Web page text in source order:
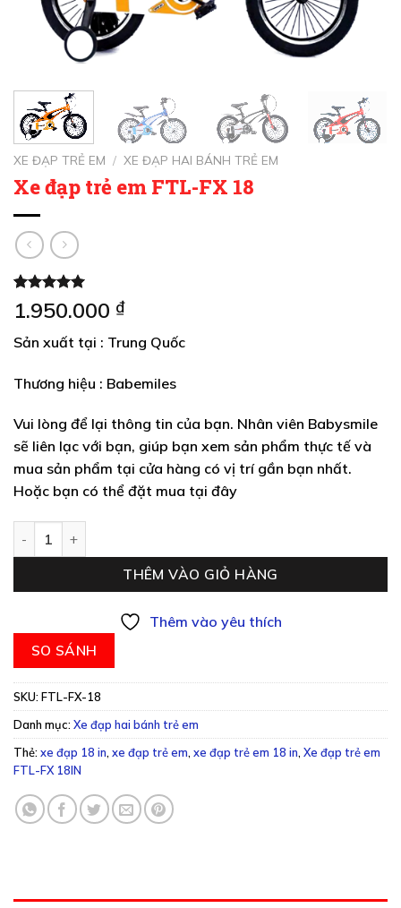
XE ĐẠP TRẺ EM / XE ĐẠP HAI BÁNH TRẺ EM
Xe đạp trẻ em FTL-FX 18
5.00trên 5
dựa trên
2
1.950.000 ₫
Sản xuất tại : Trung Quốc
Thương hiệu : Babemiles
Vui lòng để lại thông tin của bạn. Nhân viên Babysmile
sẽ liên lạc với bạn, giúp bạn xem sản phẩm thực tế và
mua sản phẩm tại cửa hàng có vị trí gần bạn nhất.
Hoặc bạn có thể đặt mua tại đây
THÊM VÀO GIỎ HÀNG
Thêm vào yêu thích
SO SÁNH
SKU: FTL-FX-18
Danh mục: Xe đạp hai bánh trẻ em
Thẻ: xe đạp 18 in xe đạp trẻ em xe đạp trẻ em 18 in Xe đạp trẻ em
FTL-FX 18IN